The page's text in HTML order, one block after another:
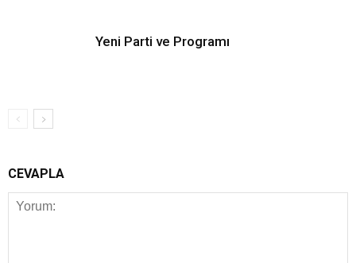
Yeni Parti ve Programı
CEVAPLA